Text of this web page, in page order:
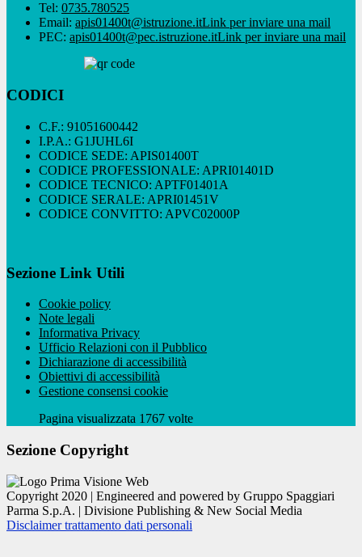
Tel: 0735.780525
Email: apis01400t@istruzione.itLink per inviare una mail
PEC: apis01400t@pec.istruzione.itLink per inviare una mail
CODICI
C.F.: 91051600442
I.P.A.: G1JUHL6I
CODICE SEDE: APIS01400T
CODICE PROFESSIONALE: APRI01401D
CODICE TECNICO: APTF01401A
CODICE SERALE: APRI01451V
CODICE CONVITTO: APVC02000P
Sezione Link Utili
Cookie policy
Note legali
Informativa Privacy
Ufficio Relazioni con il Pubblico
Dichiarazione di accessibilità
Obiettivi di accessibilità
Gestione consensi cookie
Pagina visualizzata 1767 volte
Sezione Copyright
Copyright 2020 | Engineered and powered by Gruppo Spaggiari
Parma S.p.A. | Divisione Publishing & New Social Media
Disclaimer trattamento dati personali